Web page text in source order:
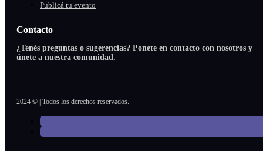
Publicá tu evento
Contacto
¿Tenés preguntas o sugerencias? Ponete en contacto con nosotros y
únete a nuestra comunidad.
2024 © | Todos los derechos reservados.